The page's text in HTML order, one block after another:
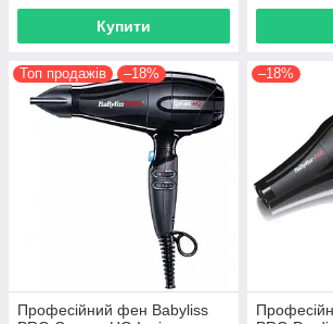
Купити
Топ продажів –18%
Професійний фен Babyliss
–18%